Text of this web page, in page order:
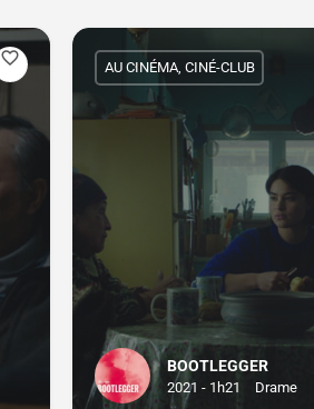
BOOTLEGGER
2021 - 1h21 Drame
AU CINÉMA, CINÉ-CLUB